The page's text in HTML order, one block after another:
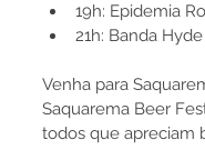
19h: Epidemia
21h: Banda Hyde
Venha para
Saquarema Beer
todos que apreciam